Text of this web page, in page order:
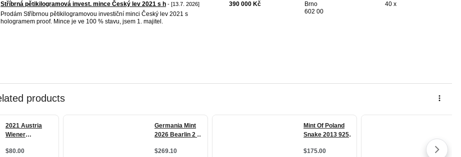
Stříbrná pětikilogramová invest. mince Český lev 2021 s h - [13.7. 2026]
Prodám Stříbrnou pětikilogramovou investiční minci Český lev 2021 s
hologramem proof. Mince je ve 100 % stavu, jsem 1. majitel.
390 000 Kč
Brno
602 00
40 x